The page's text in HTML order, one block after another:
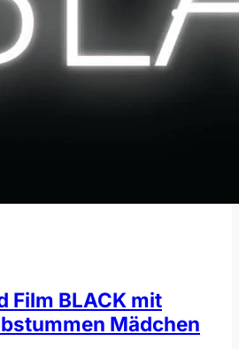
Film BLACK mit
Mädchen